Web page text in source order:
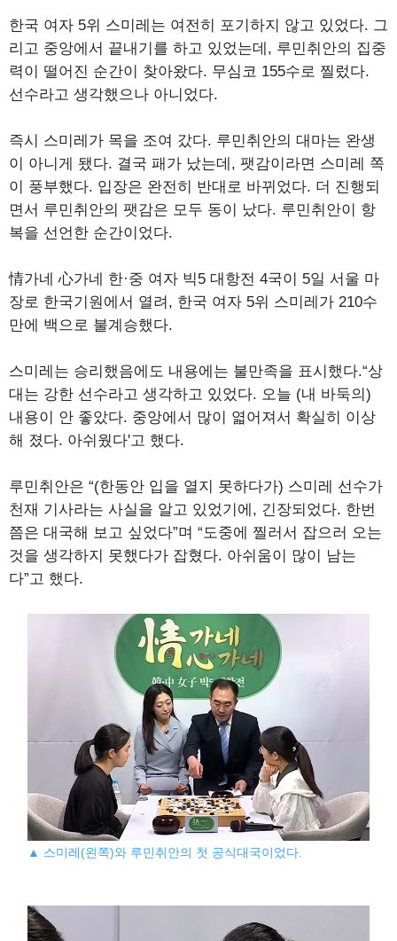
한국 여자 5위 스미레는 여전히 포기하지 않고 있었다. 그
리고 중앙에서 끝내기를 하고 있었는데, 루민취안의 집중
력이 떨어진 순간이 찾아왔다. 무심코 155수로 찔렀다.
선수라고 생각했으나 아니었다.
즉시 스미레가 목을 조여 갔다. 루민취안의 대마는 완생
이 아니게 됐다. 결국 패가 났는데, 팻감이라면 스미레 쪽
이 풍부했다. 입장은 완전히 반대로 바뀌었다. 더 진행되
면서 루민취안의 팻감은 모두 동이 났다. 루민취안이 항
복을 선언한 순간이었다.
情가네 心가네 한·중 여자 빅5 대항전 4국이 5일 서울 마
장로 한국기원에서 열려, 한국 여자 5위 스미레가 210수
만에 백으로 불계승했다.
스미레는 승리했음에도 내용에는 불만족을 표시했다.“상
대는 강한 선수라고 생각하고 있었다. 오늘 (내 바둑의)
내용이 안 좋았다. 중앙에서 많이 엷어져서 확실히 이상
해 졌다. 아쉬웠다'고 했다.
루민취안은 “(한동안 입을 열지 못하다가) 스미레 선수가
천재 기사라는 사실을 알고 있었기에, 긴장되었다. 한번
쯤은 대국해 보고 싶었다”며 “도중에 찔러서 잡으러 오는
것을 생각하지 못했다가 잡혔다. 아쉬움이 많이 남는
다”고 했다.
▲ 스미레(왼쪽)와 루민취안의 첫 공식대국이었다.